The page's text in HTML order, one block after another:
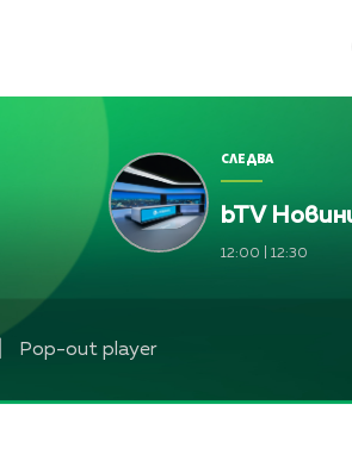
Жени Марчева и Диана Любенова
Жени Марчева и Диана Любенова
Жени Марчева и Диана
СЛЕДВА
bTV
12:00 12:30
Pop-out player